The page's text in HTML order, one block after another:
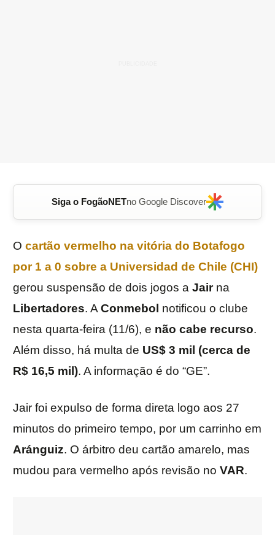
Siga o FogãoNETno Google Discover
O cartão vermelho na vitória do Botafogo
por 1 a 0 sobre a Universidad de Chile (CHI)
gerou suspensão de dois jogos a Jairna
Libertadores. AConmebol notificou o clube
nesta quarta-feira (11/6), e não cabe recurso.
Além disso, há multa de US$ 3 mil (cerca de
R$ 16,5 mil). A informação é do “GE”.
Jair foi expulso de forma direta logo aos 27
minutos do primeiro tempo, por um carrinho em
Aránguiz. O árbitro deu cartão amarelo, mas
mudou para vermelho após revisão no VAR.